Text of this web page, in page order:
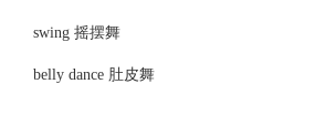
swing 摇摆舞
belly dance 肚皮舞